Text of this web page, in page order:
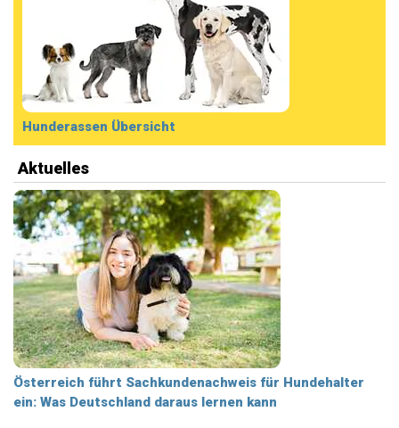
Hunderassen Übersicht
Aktuelles
Österreich führt Sachkundenachweis für Hundehalter
ein: Was Deutschland daraus lernen kann